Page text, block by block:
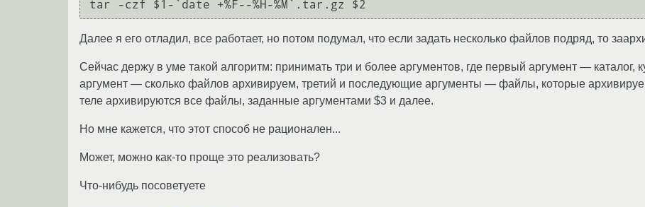
Далее я его отладил, все работает, но потом подумал, что если задать несколько файлов подряд, то
Сейчас держу в уме такой алгоритм: принимать три и более аргументов, где первый аргумент — каталог,
аргумент — сколько файлов архивируем, третий и последующие аргументы — файлы, которые
теле архивируются все файлы, заданные аргументами $3 и далее.
Но мне кажется, что этот способ не рационален...
Может, можно как-то проще это реализовать?
Что-нибудь посоветуете